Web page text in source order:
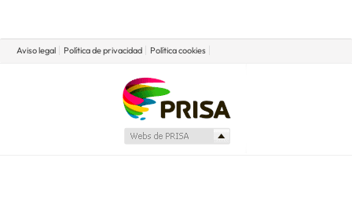
Aviso legal Política de privacidad Política cookies